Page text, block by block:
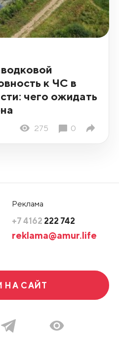
к ЧС в
чего ожидать
275 0
Реклама
+7 4162 222 742
reklama@amur.life
НА САЙТ